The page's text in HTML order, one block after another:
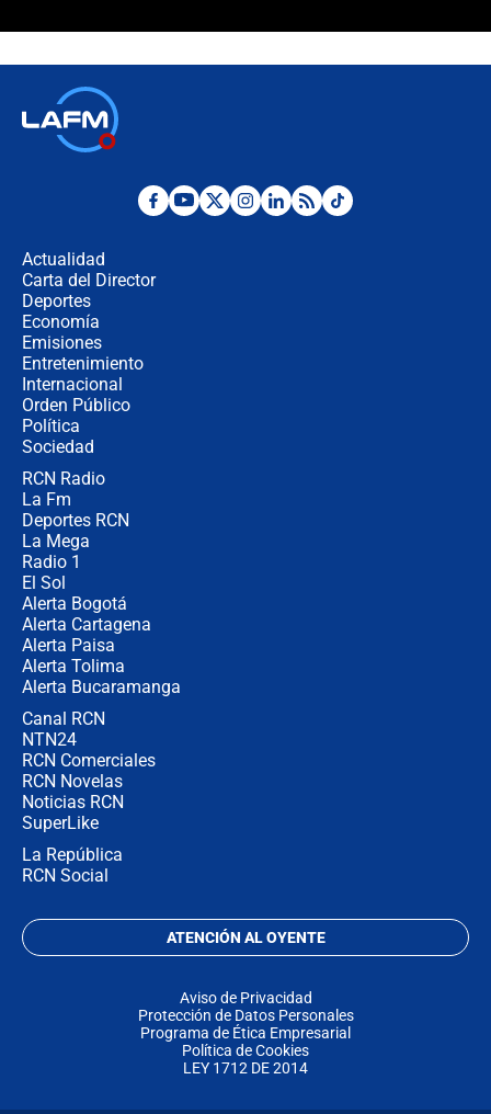
Posesión de Abelardo De La Espriella
Actualidad
Carta del Director
Deportes
Economía
Emisiones
Entretenimiento
Internacional
Orden Público
Política
Sociedad
RCN Radio
La Fm
Deportes RCN
La Mega
Radio 1
El Sol
Alerta Bogotá
Alerta Cartagena
Alerta Paisa
Alerta Tolima
Alerta Bucaramanga
Canal RCN
NTN24
RCN Comerciales
RCN Novelas
Noticias RCN
SuperLike
La República
RCN Social
ATENCIÓN AL OYENTE
Aviso de Privacidad
Protección de Datos Personales
Programa de Ética Empresarial
Política de Cookies
LEY 1712 DE 2014